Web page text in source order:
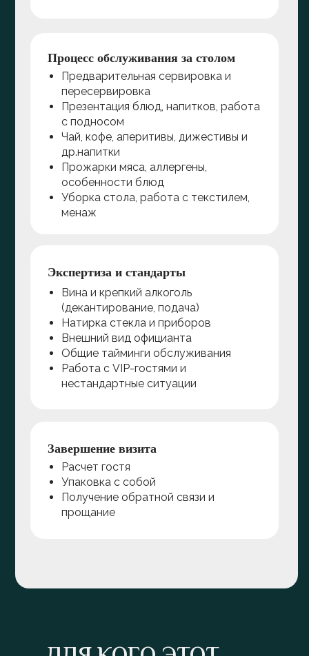
Завершение визита
Расчет гостя
Упаковка с собой
Получение обратной связи и
прощание
Процесс обслуживания за столом
Предварительная сервировка и
пересервировка
Презентация блюд, напитков, работа
с подносом
Чай, кофе, аперитивы, дижестивы и
др.напитки
Прожарки мяса, аллергены,
особенности блюд
Уборка стола, работа с текстилем,
менаж
Экспертиза и стандарты
Вина и крепкий алкоголь
(декантирование, подача)
Натирка стекла и приборов
Внешний вид официанта
Общие тайминги обслуживания
Работа с VIP-гостями и
нестандартные ситуации